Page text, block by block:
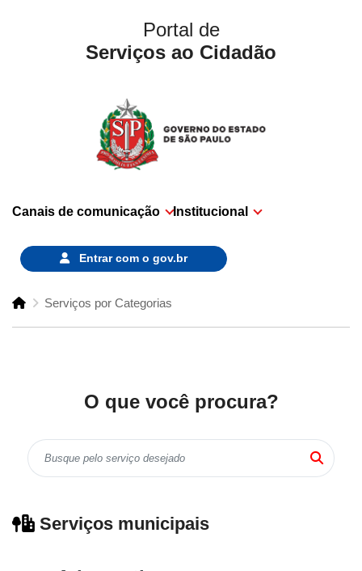
Portal de
Serviços ao Cidadão
Canais de comunicação Institucional
Entrar com o gov.br
Serviços por Categorias
O que você procura?
Serviços municipais